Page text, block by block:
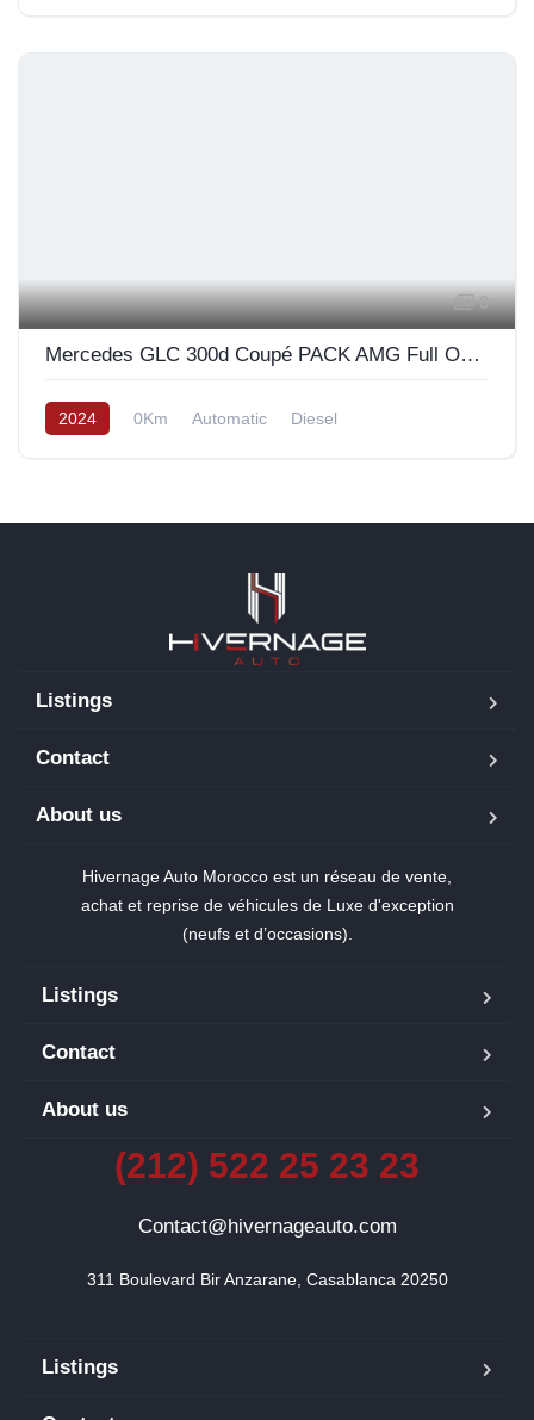
9
Mercedes GLC 300d Coupé PACK AMG Full Options 2024
2024 0Km Automatic Diesel
Listings
Contact
About us
Hivernage Auto Morocco est un réseau de vente,
achat et reprise de véhicules de Luxe d'exception
(neufs et d’occasions).
Listings
Contact
About us
(212) 522 25 23 23
Contact@hivernageauto.com
311 Boulevard Bir Anzarane, Casablanca 20250
Listings